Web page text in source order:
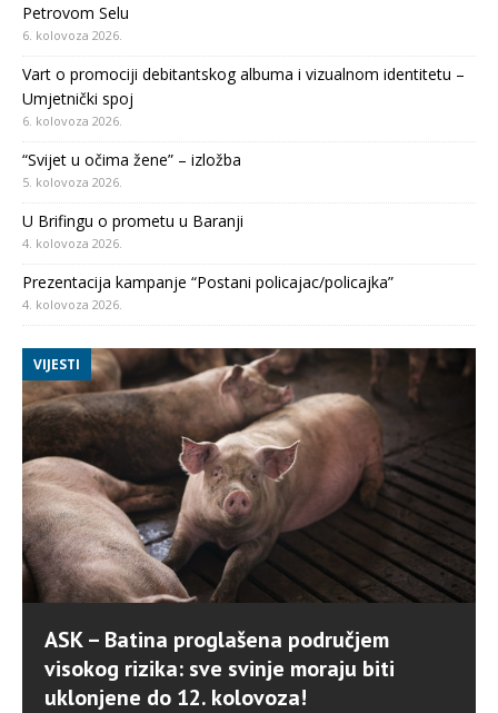
Petrovom Selu
6. kolovoza 2026.
Vart o promociji debitantskog albuma i vizualnom identitetu –
Umjetnički spoj
6. kolovoza 2026.
“Svijet u očima žene” – izložba
5. kolovoza 2026.
U Brifingu o prometu u Baranji
4. kolovoza 2026.
Prezentacija kampanje “Postani policajac/policajka”
4. kolovoza 2026.
VIJESTI
ASK – Batina proglašena područjem
visokog rizika: sve svinje moraju biti
uklonjene do 12. kolovoza!